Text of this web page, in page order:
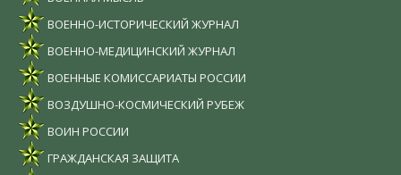
ВОЕННО-ИСТОРИЧЕСКИЙ ЖУРНАЛ
ВОЕННО-МЕДИЦИНСКИЙ ЖУРНАЛ
ВОЕННЫЕ КОМИССАРИАТЫ РОССИИ
ВОЗДУШНО-КОСМИЧЕСКИЙ РУБЕЖ
ВОИН РОССИИ
ГРАЖДАНСКАЯ ЗАЩИТА